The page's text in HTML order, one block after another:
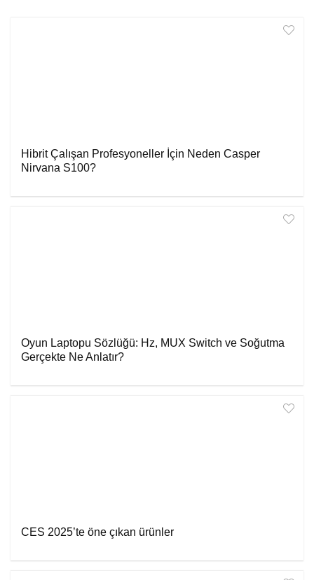
Hibrit Çalışan Profesyoneller İçin Neden Casper
Nirvana S100?
Oyun Laptopu Sözlüğü: Hz, MUX Switch ve Soğutma
Gerçekte Ne Anlatır?
CES 2025’te öne çıkan ürünler